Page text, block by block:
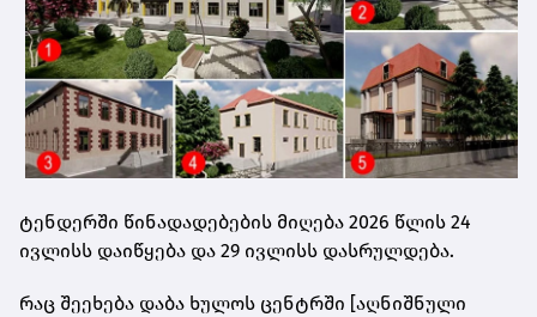
ტენდერში წინადადებების მიღება 2026 წლის 24
ივლისს დაიწყება და 29 ივლისს დასრულდება.
რაც შეეხება დაბა ხულოს ცენტრში [აღნიშნული